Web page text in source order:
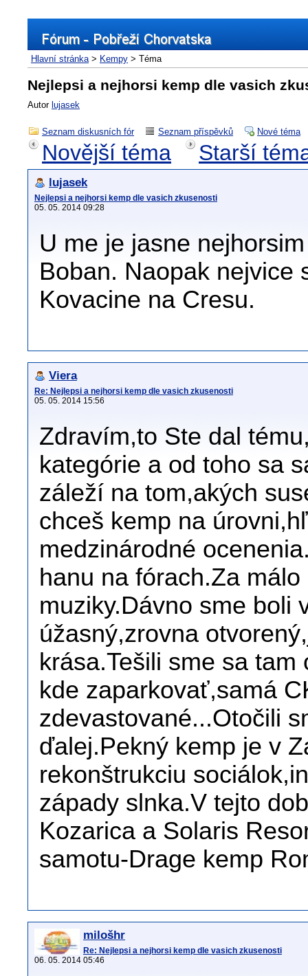
Hlavní stránka> Kempy > Téma
Nejlepsi a nejhorsi kemp dle vasich
Autor lujasek
Seznam diskusních fór Seznam příspěvků Nové téma
Novější téma Starší
lujasek
Nejlepsi a nejhorsi kemp dle vasich zkusenosti
05. 05. 2014 09:28
U me je jasne
Boban. Naopak nejvice
Kovacine na Cresu.
Viera
Re: Nejlepsi a nejhorsi kemp dle vasich zkusenosti
05. 05. 2014 15:56
Zdravím,to Ste dal
kategórie a od toho sa
záleží na tom,akých
chceš kemp na
medzinárodné
hanu na fórach.Za
muziky.Dávno sme boli
úžasný,zrovna
krása.Tešili sme sa
kde zaparkovať,samá
zdevastované...Otočili
ďalej.Pekný kemp je v
rekonštrukciu
západy slnka.V tejto
Kozarica a Solaris
samotu-Drage kemp
milošhr
Re: Nejlepsi a nejhorsi kemp dle vasich zkusenosti
06. 05. 2014 05:46